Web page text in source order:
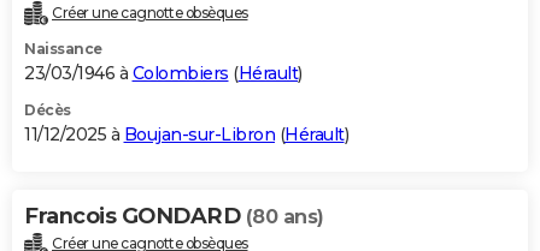
Créer une cagnotte obsèques
Naissance
23/03/1946 à Colombiers (Hérault)
Décès
11/12/2025 à Boujan-sur-Libron (Hérault)
Francois GONDARD (80 ans)
Créer une cagnotte obsèques